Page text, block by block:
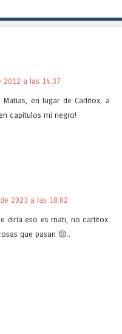
2012 a las 14:37
en lugar de Carlitox, a
capitulos mi negro!
2023 a las 18:02
diría eso es mati, no carlitox.
que pasan 😔..